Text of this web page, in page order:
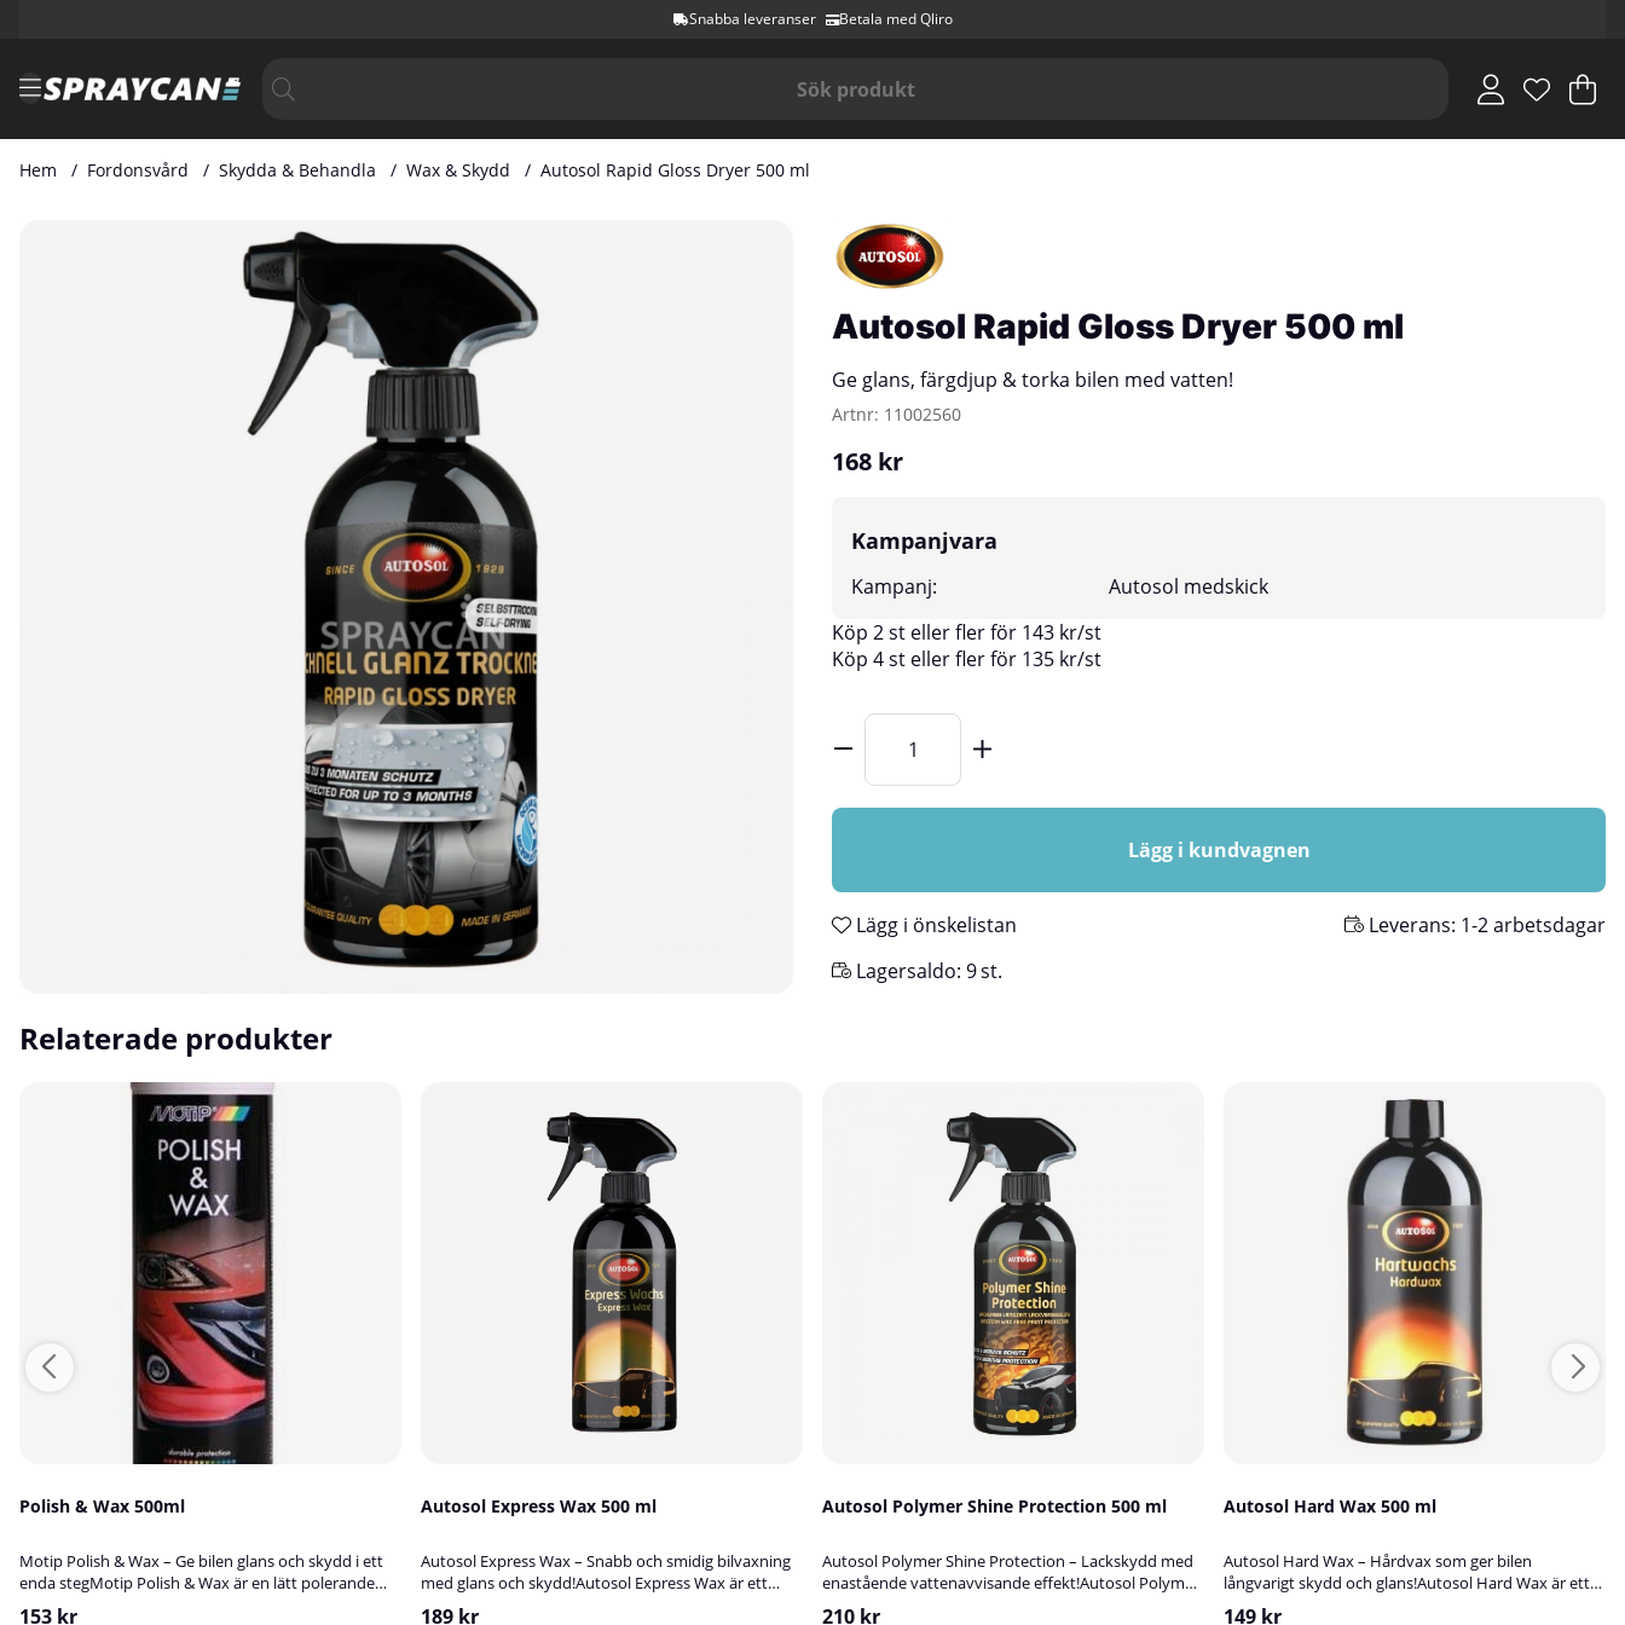
Snabba leveranser Betala med Qliro
.
Hem Fordonsvård Skydda & Behandla Wax & Skydd Autosol Rapid Gloss Dryer 500 ml
Produktbilder Autosol Rapid Gloss Dryer 500 ml
Autosol Rapid Gloss Dryer 500 ml
Ge glans, färgdjup & torka bilen med vatten!
Artnr: 11002560
168 kr
Kampanjvara
Kampanj:
Autosol medskick
Köp 2 st eller fler för 143 kr/st
Köp 4 st eller fler för 135 kr/st
Lägg i kundvagnen
Lägg i önskelistan Leverans: 1-2 arbetsdagar
Lagersaldo: 9st.
Relaterade produkter
Polish & Wax 500ml
Motip Polish & Wax – Ge bilen glans och skydd i ett
enda stegMotip Polish & Wax är en lätt polerande
och skyddande produkt som ger bilens lack en djup
153 kr
Autosol Express Wax 500 ml
Autosol Express Wax – Snabb och smidig bilvaxning
med glans och skydd!Autosol Express Wax är ett
snabbverkande och lättanvänt flytande vax som ger
189 kr
Autosol Polymer Shine Protection 500 ml
Autosol Polymer Shine Protection – Lackskydd med
enastående vattenavvisande effekt!Autosol Polymer
Shine Protection är ett avancerat lackskydd som
210 kr
Autosol Hard Wax 500 ml
Autosol Hard Wax – Hårdvax som ger bilen
långvarigt skydd och glans!Autosol Hard Wax är ett
kraftfullt och slitstarkt hårdvax som ger din bil en
149 kr